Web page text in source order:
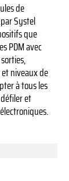
de
Systel
que
PDM avec
niveaux de
à tous les
et